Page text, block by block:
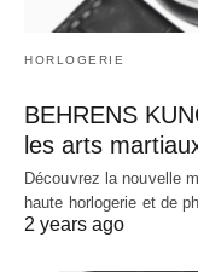
HORLOGERIE
BEHRENS
les arts
Découvrez la nouvelle
haute horlogerie et de
2 years ago